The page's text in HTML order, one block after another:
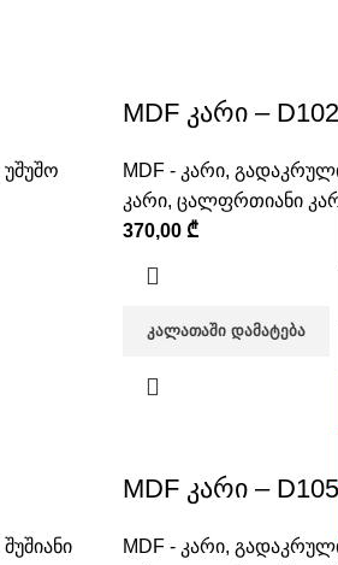
უშუშო
MDF კარი – D102
MDF - კარი,
კარი,ცალფრთიანი
370,00₾
ᲙᲐᲚᲐᲗᲐᲨᲘ ᲓᲐᲛᲐᲢᲔᲑᲐ
შუშიანი
MDF კარი – D105
MDF - კარი,